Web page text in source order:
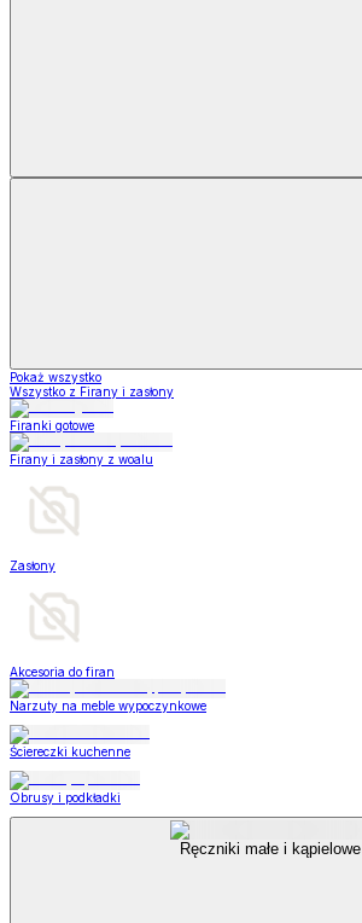
Pokaż wszystko
Wszystko z Firany i zasłony
Firanki gotowe
Firany i zasłony z woalu
Zasłony
Akcesoria do firan
Narzuty na meble wypoczynkowe
Ściereczki kuchenne
Obrusy i podkładki
Ręczniki małe i kąpielowe